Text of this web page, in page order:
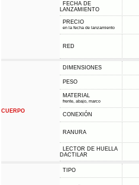
FECHA DE
LANZAMIENTO
PRECIO
en la fecha de lanzamiento
RED
CUERPO
DIMENSIONES
PESO
MATERIAL
frente, abajo, marco
CONEXIÓN
RANURA
LECTOR DE HUELLA
DACTILAR
TIPO